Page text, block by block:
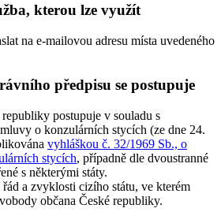
kterou lze využít
na e-mailovou adresu místa uvedeného
předpisu se postupuje
postupuje v souladu s
o konzulárních stycích (ze dne 24.
vyhláškou č. 32/1969 Sb., o
stycích, případně dle dvoustranné
s některými státy.
a zvyklosti cizího státu, ve kterém
občana České republiky.